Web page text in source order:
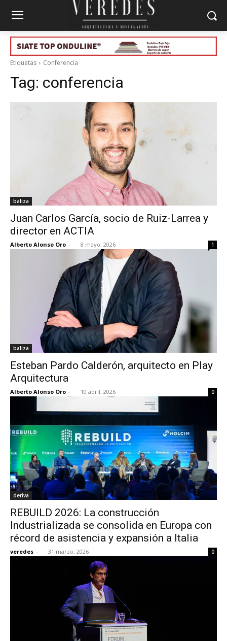
Etiquetas Conferencia
Tag: conferencia
baliza
Juan Carlos García, socio de Ruiz-Larrea y
director en ACTIA
Alberto Alonso Oro - 8 mayo, 2026 1
baliza
Esteban Pardo Calderón, arquitecto en Play
Arquitectura
Alberto Alonso Oro - 10 abril, 2026 0
deriva
REBUILD 2026: La construcción
Industrializada se consolida en Europa con
récord de asistencia y expansión a Italia
veredes - 31 marzo, 2026 0